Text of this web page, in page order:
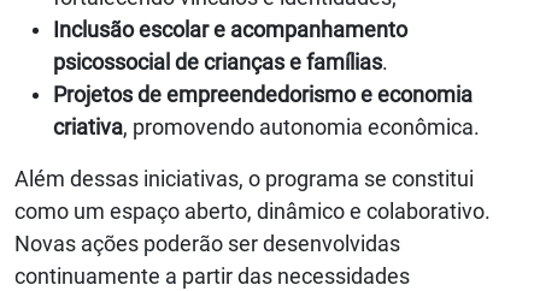
Inclusão escolar e acompanhamento
psicossocial de crianças e famílias.
Projetos de empreendedorismo e economia
criativa, promovendo autonomia econômica.
Além dessas iniciativas, o programa se constitui
como um espaço aberto, dinâmico e colaborativo.
Novas ações poderão ser desenvolvidas
continuamente a partir das necessidades